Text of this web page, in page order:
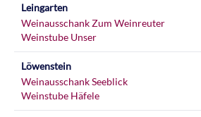
Leingarten
Weinausschank Zum Weinreuter
Weinstube Unser
Löwenstein
Weinausschank Seeblick
Weinstube Häfele